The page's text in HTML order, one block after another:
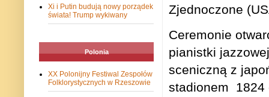
Zjednoczone
Ceremonie
pianistki
sceniczną z
stadionem
1824
Xi i Putin budują nowy porządek
świata! Trump wykiwany
Polonia
XX Polonijny Festiwal Zespołów
Folklorystycznych w Rzeszowie